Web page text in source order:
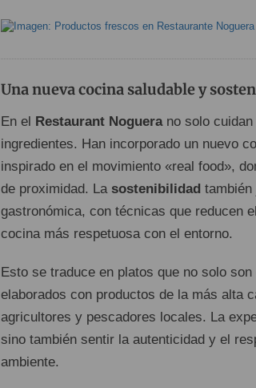
Una nueva cocina saludable y
En el Restaurant Noguerano solo cuidan
ingredientes. Han incorporado un nuevo
inspirado en el movimiento «real food»,
de proximidad. La sostenibilidad también
gastronómica, con técnicas que reducen
cocina más respetuosa con el entorno.
Esto se traduce en platos que no solo
elaborados con productos de la más alta
agricultores y pescadores locales. La
sino también sentir la autenticidad y el
ambiente.